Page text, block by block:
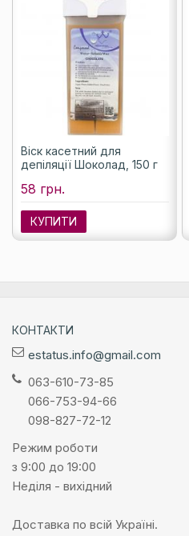
Віск касетний для
депіляції Шоколад, 150 г
58 грн.
КУПИТИ
КОНТАКТИ
estatus.info@gmail.com
063-610-73-85
066-753-94-66
098-827-72-12
Режим роботи
з 9:00 до 19:00
Неділя - вихідний
Доставка по всій Україні.